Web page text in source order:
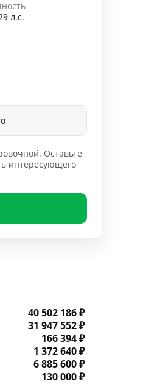
л.с.
Оставьте
интересующего
40 502 186 ₽
31 947 552 ₽
166 394 ₽
1 372 640 ₽
6 885 600 ₽
130 000 ₽